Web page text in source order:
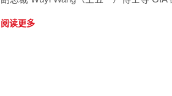
阅读更多